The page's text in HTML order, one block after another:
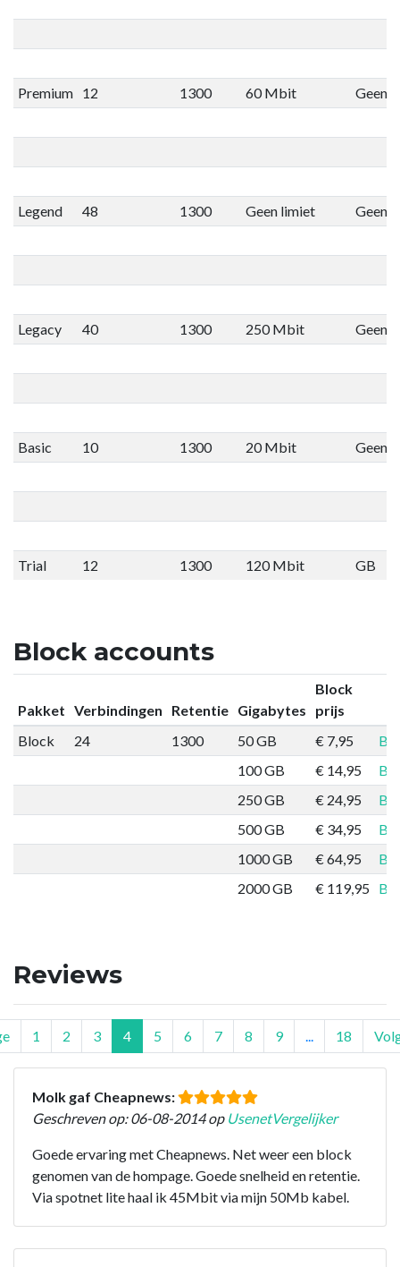
Premium 12 1300 60 Mbit Geen
Legend 48 1300 Geen limiet Geen
Legacy 40 1300 250 Mbit Geen
Basic 10 1300 20 Mbit Geen
Trial 12 1300 120 Mbit GB
Block accounts
Pakket Verbindingen Retentie Gigabytes
Block
prijs
Block
24 1300 50 GB € 7,95
100 GB
€ 14,95
250 GB
€ 24,95
500 GB
€ 34,95
1000 GB
€ 64,95
2000 GB
€ 119,95
Reviews
1 2 3 4 5 6 7 8 9 18
Molk gaf Cheapnews:
Geschreven op: 06-08-2014 op UsenetVergelijker
Goede ervaring met Cheapnews. Net weer een block
genomen van de hompage. Goede snelheid en retentie.
Via spotnet lite haal ik 45Mbit via mijn 50Mb kabel.